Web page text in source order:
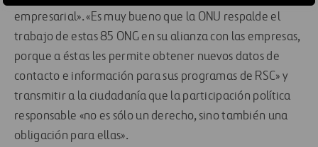
empresarial». «Es muy bueno que la ONU respalde el
trabajo de estas 85 ONG en su alianza con las empresas,
porque a éstas les permite obtener nuevos datos de
contacto e información para sus programas de RSC» y
transmitir a la ciudadanía que la participación política
responsable «no es sólo un derecho, sino también una
obligación para ellas».